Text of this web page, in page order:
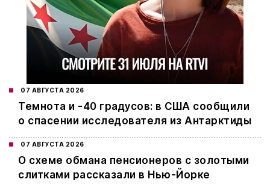
07 АВГУСТА 2026
Темнота и -40 градусов: в США сообщили
о спасении исследователя из Антарктиды
07 АВГУСТА 2026
О схеме обмана пенсионеров с золотыми
слитками рассказали в Нью-Йорке